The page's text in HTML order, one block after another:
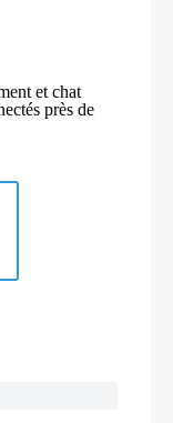
et chat
près de